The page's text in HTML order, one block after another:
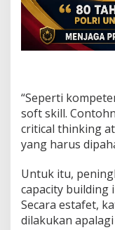
“Seperti
soft skill.
critical thinking
yang harus
Untuk itu,
capacity building
Secara estafet,
dilakukan